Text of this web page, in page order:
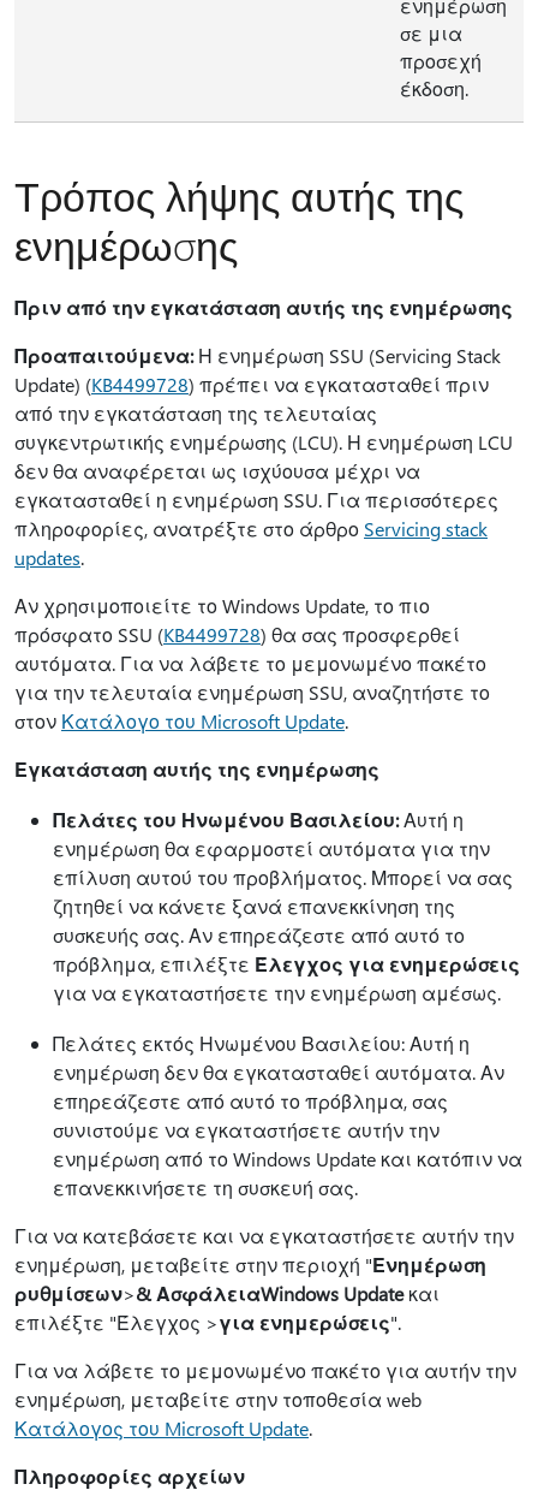
ενημέρωση
σε μια
προσεχή
έκδοση.
Τρόπος λήψης αυτής της
ενημέρωσης
Πριν από την εγκατάσταση αυτής της ενημέρωσης
Προαπαιτούμενα:Η ενημέρωση SSU (Servicing Stack
Update) (KB4499728) πρέπει να εγκατασταθεί πριν
από την εγκατάσταση της τελευταίας
συγκεντρωτικής ενημέρωσης (LCU). Η ενημέρωση LCU
δεν θα αναφέρεται ως ισχύουσα μέχρι να
εγκατασταθεί η ενημέρωση SSU. Για περισσότερες
πληροφορίες, ανατρέξτε στο άρθρο Servicing stack
updates.
Αν χρησιμοποιείτε το Windows Update, το πιο
πρόσφατο SSU (KB4499728) θα σας προσφερθεί
αυτόματα. Για να λάβετε το μεμονωμένο πακέτο
για την τελευταία ενημέρωση SSU, αναζητήστε το
στον Κατάλογο του Microsoft Update.
Εγκατάσταση αυτής της ενημέρωσης
Πελάτες του Ηνωμένου Βασιλείου:Αυτή η
ενημέρωση θα εφαρμοστεί αυτόματα για την
επίλυση αυτού του προβλήματος. Μπορεί να σας
ζητηθεί να κάνετε ξανά επανεκκίνηση της
συσκευής σας. Αν επηρεάζεστε από αυτό το
πρόβλημα, επιλέξτε Έλεγχος για ενημερώσεις
για να εγκαταστήσετε την ενημέρωση αμέσως.
Πελάτες εκτός Ηνωμένου Βασιλείου: Αυτή η
ενημέρωση δεν θα εγκατασταθεί αυτόματα. Αν
επηρεάζεστε από αυτό το πρόβλημα, σας
συνιστούμε να εγκαταστήσετε αυτήν την
ενημέρωση από το Windows Update και κατόπιν να
επανεκκινήσετε τη συσκευή σας.
Για να κατεβάσετε και να εγκαταστήσετε αυτήν την
ενημέρωση, μεταβείτε στην περιοχή "Ενημέρωση
ρυθμίσεων>& ΑσφάλειαWindows Updateκαι
επιλέξτε "Έλεγχος >για ενημερώσεις".
Για να λάβετε το μεμονωμένο πακέτο για αυτήν την
ενημέρωση, μεταβείτε στην τοποθεσία web
Κατάλογος του Microsoft Update.
Πληροφορίες αρχείων